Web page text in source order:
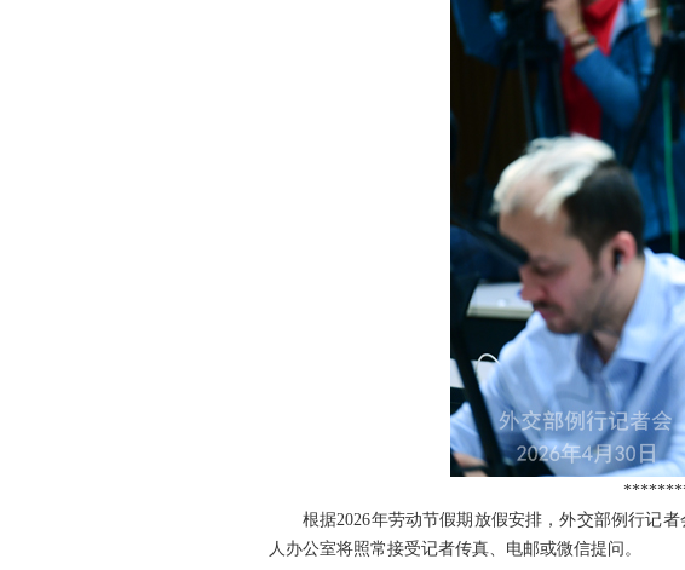
根据2026年劳动节假期放假安排，外交部例行记
人办公室将照常接受记者传真、电邮或微信提问。